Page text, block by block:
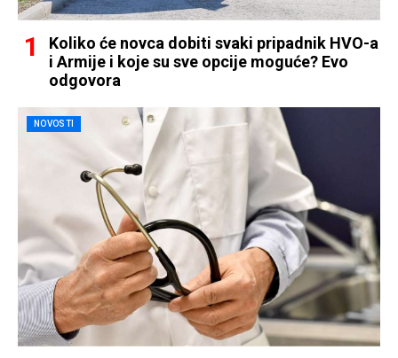
Koliko će novca dobiti svaki pripadnik HVO-a
i Armije i koje su sve opcije moguće? Evo
odgovora
NOVOSTI